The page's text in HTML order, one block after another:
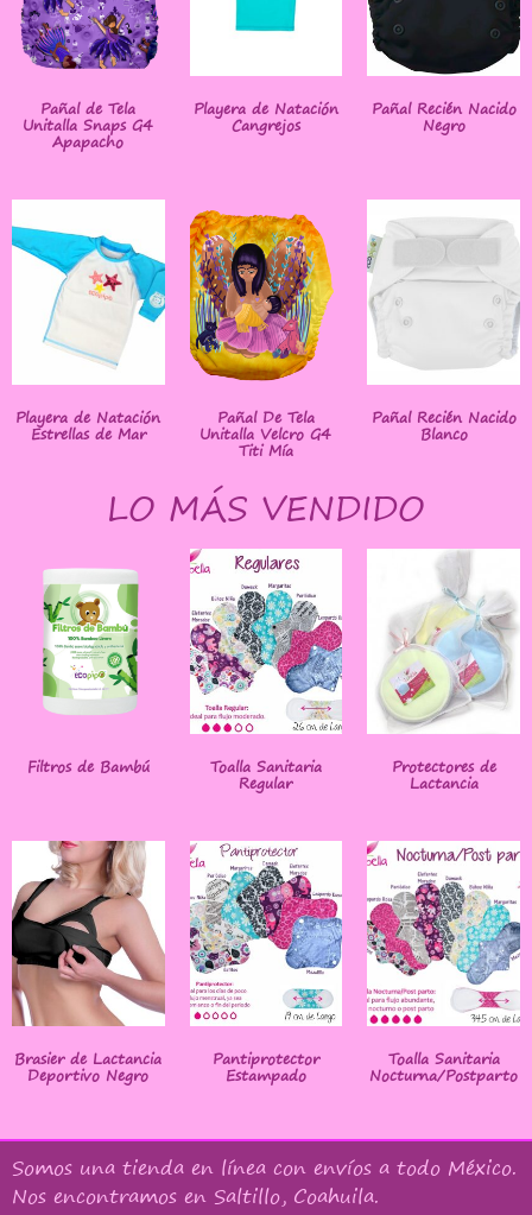
Pañal de Tela
Unitalla Snaps G4
Apapacho
Playera de Natación
Cangrejos
Pañal Recién Nacido
Negro
Playera de Natación
Estrellas de Mar
Pañal De Tela
Unitalla Velcro G4
Titi Mía
Pañal Recién Nacido
Blanco
LO MÁS VENDIDO
Filtros de Bambú Toalla Sanitaria
Regular
Protectores de
Lactancia
Brasier de Lactancia
Deportivo Negro
Pantiprotector
Estampado
Toalla Sanitaria
Nocturna/Postparto
Somos una tienda en línea con envíos a todo México.
Nos encontramos en Saltillo, Coahuila.